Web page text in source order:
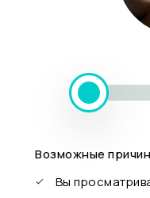
Возможные
Вы